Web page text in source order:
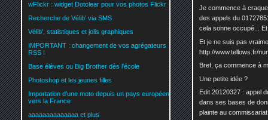
Je commence à
des appels du
cela sonne occupé...
Et je ne suis pas
http://www.tellows.fr/
Bref, ça commence à
Une petite idée ?
Edit 20120327 : appel
dans ses bases de
plainte au
wFlickr : widget Dotclear pour vos photos Flickr
Recherche de Vélib' via SMS
Vélib', statistiques et jolis graphiques
IMPORTANT : changement de vos agrégateurs
RSS !
Base élèves ou Big Brother dès l'école
Photoshop et les jeunes filles
Importation d'une moto depuis un pays européen
vers la France
aaaaaaaaaaaaaa et plus